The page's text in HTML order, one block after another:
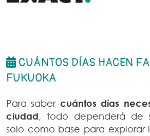
CUÁNTOS DÍAS HACEN
FUKUOKA
Para saber cuántos días
ciudad, todo dependerá de
solo como base para explorar